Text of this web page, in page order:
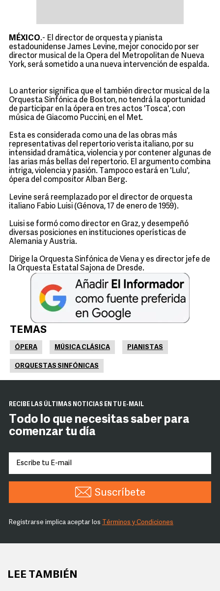
MÉXICO.- El director de orquesta y pianista
estadounidense James Levine, mejor conocido por ser
director musical de la Opera del Metropolitan de Nueva
York, será sometido a una nueva intervención de espalda.
Lo anterior significa que el también director musical de la
Orquesta Sinfónica de Boston, no tendrá la oportunidad
de participar en la ópera en tres actos 'Tosca', con
música de Giacomo Puccini, en el Met.
Esta es considerada como una de las obras más
representativas del repertorio verista italiano, por su
intensidad dramática, violencia y por contener algunas de
las arias más bellas del repertorio. El argumento combina
intriga, violencia y pasión. Tampoco estará en 'Lulu',
ópera del compositor Alban Berg.
Levine será reemplazado por el director de orquesta
italiano Fabio Luisi (Génova, 17 de enero de 1959).
Luisi se formó como director en Graz, y desempeñó
diversas posiciones en instituciones operísticas de
Alemania y Austria.
Dirige la Orquesta Sinfónica de Viena y es director jefe de
la Orquesta Estatal Sajona de Dresde.
TEMAS
ÓPERA MÚSICA CLÁSICA PIANISTAS
ORQUESTAS SINFÓNICAS
RECIBE LAS ÚLTIMAS NOTICIAS EN TU E-MAIL
Todo lo que necesitas saber para
comenzar tu día
Suscríbete
Registrarse implica aceptar los Términos y Condiciones
LEE TAMBIÉN